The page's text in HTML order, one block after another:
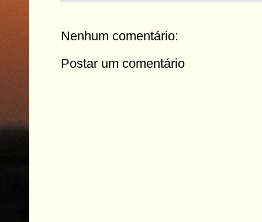
Nenhum comentário:
Postar um comentário